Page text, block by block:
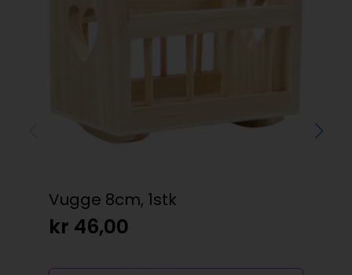
Vugge 8cm, 1stk
kr 46,00